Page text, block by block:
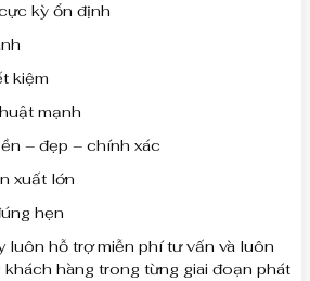
kỳ ổn định
kiệm
mạnh
– đẹp – chính xác
xuất lớn
hẹn
luôn hỗ trợ miễn phí tư vấn và luôn
hàng trong từng giai đoạn phát